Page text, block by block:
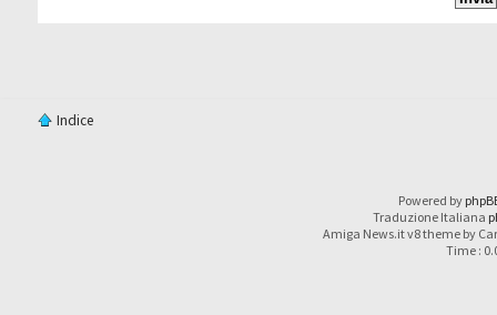
Indice
Powered by
Traduzione Italiana
Amiga News.it v8 theme by
Time :